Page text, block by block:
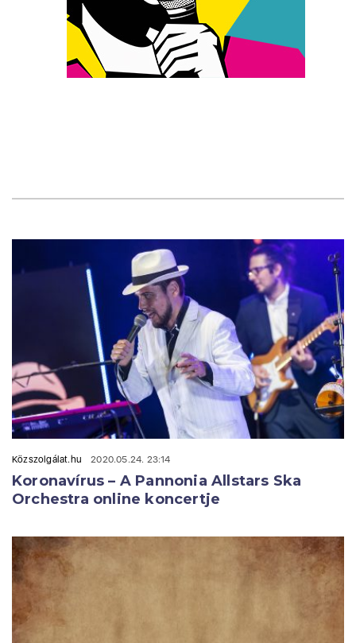
Közszolgálat.hu 2020.05.24. 23:14
Koronavírus – A Pannonia Allstars Ska
Orchestra online koncertje